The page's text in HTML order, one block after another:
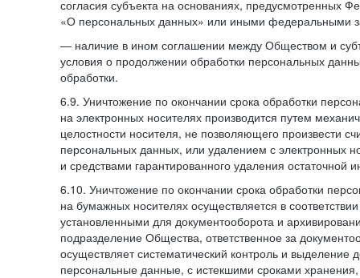
согласия субъекта на основаниях, предусмотренных
«О персональных данных» или иными федеральными
— наличие в ином соглашении между Обществом и
условия о продолжении обработки персональных
обработки.
6.9. Уничтожение по окончании срока обработки
на электронных носителях производится путем
целостности носителя, не позволяющего произвести
персональных данных, или удалением с электронных
и средствами гарантированного удаления остаточной
6.10. Уничтожение по окончании срока обработки
на бумажных носителях осуществляется в
установленными для документооборота и
подразделение Общества, ответственное за
осуществляет систематический контроль и выделение
персональные данные, с истекшими сроками